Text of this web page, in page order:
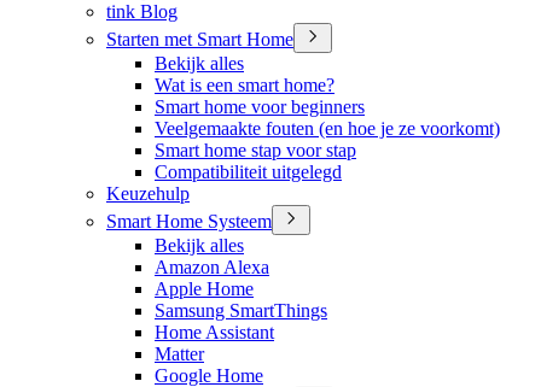
tink Blog
Starten met Smart Home
Bekijk alles
Wat is een smart home?
Smart home voor beginners
Veelgemaakte fouten (en hoe je ze voorkomt)
Smart home stap voor stap
Compatibiliteit uitgelegd
Keuzehulp
Smart Home Systeem
Bekijk alles
Amazon Alexa
Apple Home
Samsung SmartThings
Home Assistant
Matter
Google Home